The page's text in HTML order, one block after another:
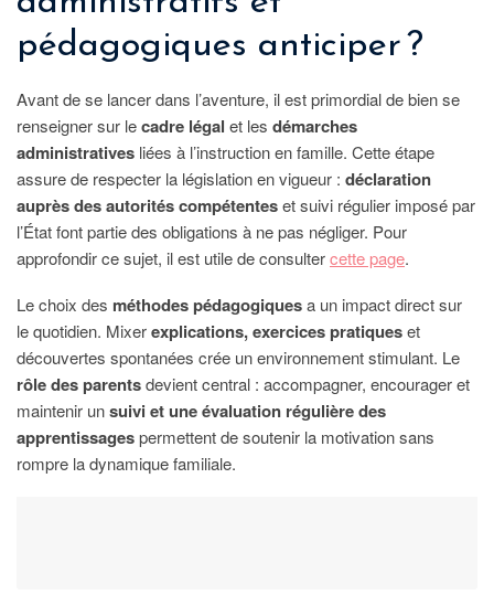
pédagogiques anticiper ?
Avant de se lancer dans l’aventure, il est primordial de bien se
renseigner sur lecadre légal et les démarches
administratives liées à l’instruction en famille. Cette étape
assure de respecter la législation en vigueur : déclaration
auprès des autorités compétenteset suivi régulier imposé par
l’État font partie des obligations à ne pas négliger. Pour
approfondir ce sujet, il est utile de consultercette page.
Le choix des méthodes pédagogiquesa un impact direct sur
le quotidien. Mixerexplications, exercices pratiqueset
découvertes spontanées crée un environnement stimulant. Le
rôle des parentsdevient central : accompagner, encourager et
maintenir unsuivi et une évaluation régulière des
apprentissagespermettent de soutenir la motivation sans
rompre la dynamique familiale.